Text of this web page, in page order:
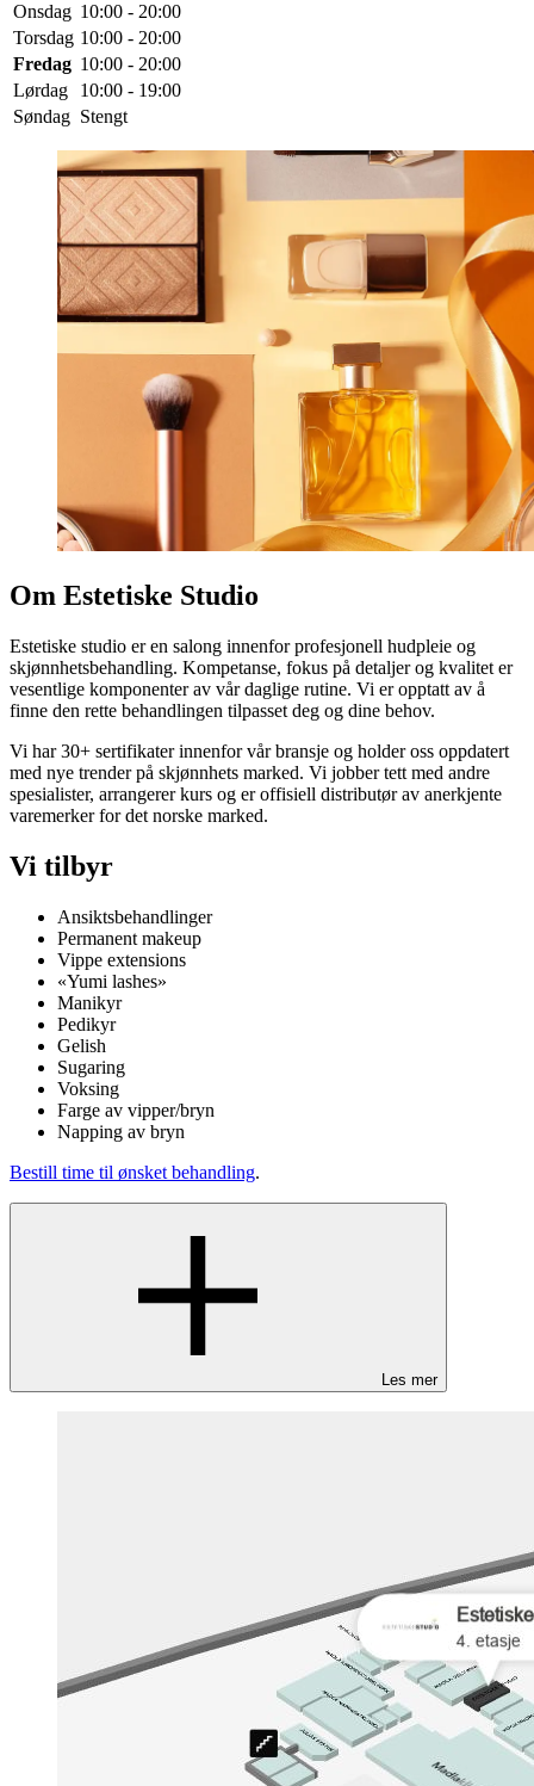
Onsdag 10:00 - 20:00
Torsdag 10:00 - 20:00
Fredag 10:00 - 20:00
Lørdag
10:00 - 19:00
Søndag Stengt
Om Estetiske Studio
Estetiske studio er en salong innenfor profesjonell hudpleie og
skjønnhetsbehandling. Kompetanse, fokus på detaljer og kvalitet er
vesentlige komponenter av vår daglige rutine. Vi er opptatt av å
finne den rette behandlingen tilpasset deg og dine behov.
Vi har 30+ sertifikater innenfor vår bransje og holder oss oppdatert
med nye trender på skjønnhets marked. Vi jobber tett med andre
spesialister, arrangerer kurs og er offisiell distributør av anerkjente
varemerker for det norske marked.
Vi tilbyr
Ansiktsbehandlinger
Permanent makeup
Vippe extensions
«Yumi lashes»
Manikyr
Pedikyr
Gelish
Sugaring
Voksing
Farge av vipper/bryn
Napping av bryn
Bestill time til ønsket behandling.
Les mer